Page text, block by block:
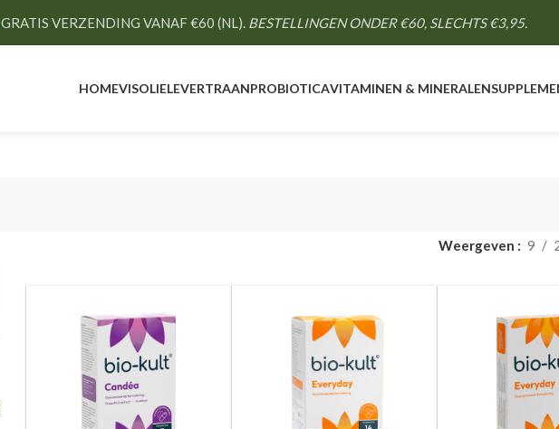
GRATIS VERZENDING VANAF €60 (NL). BESTELLINGEN ONDER €60, SLECHTS €3,95.
HOMEVISOLIELEVERTRAANPROBIOTICAVITAMINEN & MINERALEN
Weergeven 9